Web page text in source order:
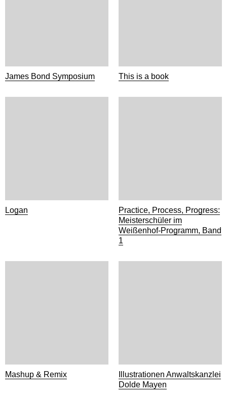
James Bond Symposium This is a book
Logan
Practice, Process, Progress:
Meisterschüler im
Weißenhof-Programm, Band
1
Mashup & Remix
Illustrationen Anwaltskanzlei
Dolde Mayen